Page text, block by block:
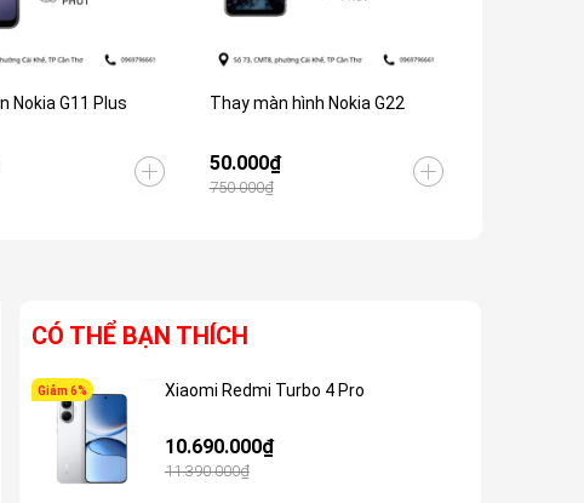
Nokia G11 Plus Thay màn hình Nokia G22
50.000₫
750.000₫
CÓ THỂ BẠN THÍCH
Giảm 6% Xiaomi Redmi Turbo 4 Pro
10.690.000₫
11.390.000₫